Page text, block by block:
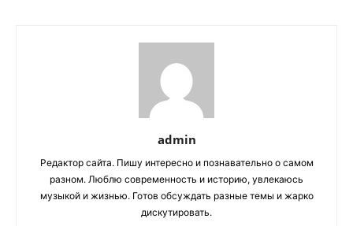
admin
Редактор сайта. Пишу интересно и познавательно о самом
разном. Люблю современность и историю, увлекаюсь
музыкой и жизнью. Готов обсуждать разные темы и жарко
дискутировать.